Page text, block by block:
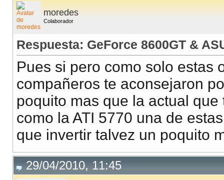
moredes
Colaborador
Respuesta: GeForce 8600GT &
Pues si pero como solo estas
compañeros te aconsejaron
poquito mas que la actual
como la ATI 5770 una de
que invertir talvez un poquito
29/04/2010, 11:45